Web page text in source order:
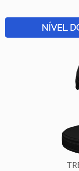
NÍVEL